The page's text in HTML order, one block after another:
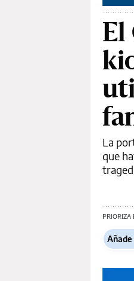
El
La
que
PRIORIZA